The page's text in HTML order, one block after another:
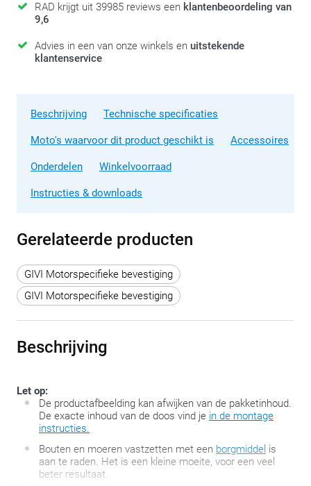
RAD krijgt uit 39985 reviews een klantenbeoordeling van
9,6
Advies in een van onze winkels en uitstekende
klantenservice
Beschrijving Technische specificaties
Moto's waarvoor dit product geschikt is Accessoires
Onderdelen Winkelvoorraad
Instructies & downloads
Gerelateerde producten
GIVI Motorspecifieke bevestiging
GIVI Motorspecifieke bevestiging
Beschrijving
Let op:
De productafbeelding kan afwijken van de pakketinhoud.
De exacte inhoud van de doos vind je in de montage
instructies.
Bouten en moeren vastzetten met een borgmiddel is
aan te raden. Het is een kleine moeite, voor een veel
beter resultaat.